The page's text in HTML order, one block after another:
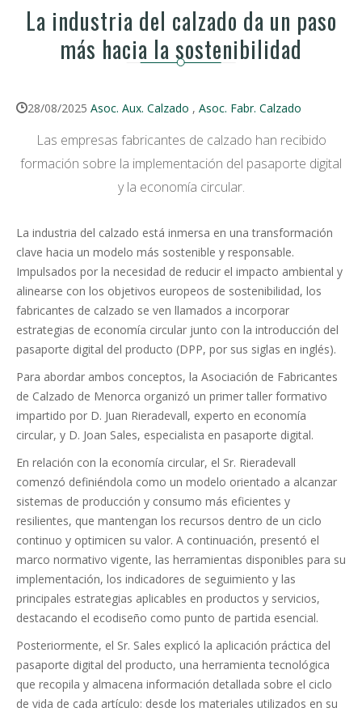
La industria del calzado da un paso
más hacia la sostenibilidad
28/08/2025 Asoc. Aux. Calzado , Asoc. Fabr. Calzado
Las empresas fabricantes de calzado han recibido
formación sobre la implementación del pasaporte digital
y la economía circular.
La industria del calzado está inmersa en una transformación
clave hacia un modelo más sostenible y responsable.
Impulsados por la necesidad de reducir el impacto ambiental y
alinearse con los objetivos europeos de sostenibilidad, los
fabricantes de calzado se ven llamados a incorporar
estrategias de economía circular junto con la introducción del
pasaporte digital del producto (DPP, por sus siglas en inglés).
Para abordar ambos conceptos, la Asociación de Fabricantes
de Calzado de Menorca organizó un primer taller formativo
impartido por D. Juan Rieradevall, experto en economía
circular, y D. Joan Sales, especialista en pasaporte digital.
En relación con la economía circular, el Sr. Rieradevall
comenzó definiéndola como un modelo orientado a alcanzar
sistemas de producción y consumo más eficientes y
resilientes, que mantengan los recursos dentro de un ciclo
continuo y optimicen su valor. A continuación, presentó el
marco normativo vigente, las herramientas disponibles para su
implementación, los indicadores de seguimiento y las
principales estrategias aplicables en productos y servicios,
destacando el ecodiseño como punto de partida esencial.
Posteriormente, el Sr. Sales explicó la aplicación práctica del
pasaporte digital del producto, una herramienta tecnológica
que recopila y almacena información detallada sobre el ciclo
de vida de cada artículo: desde los materiales utilizados en su